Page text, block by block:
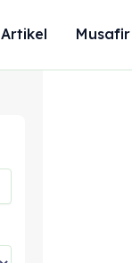
Artikel Musafir